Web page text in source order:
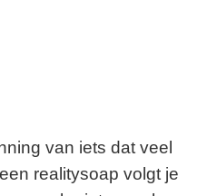
van iets dat veel
realitysoap volgt je